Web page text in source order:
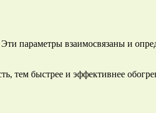
параметры взаимосвязаны и
тем быстрее и эффективнее